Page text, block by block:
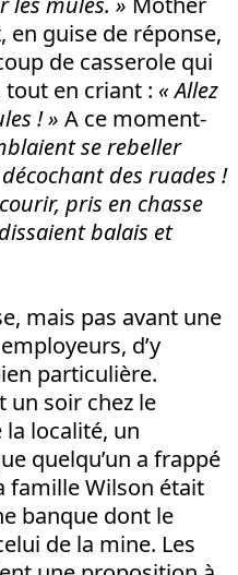
en guise de réponse,
de casserole qui
tout en criant : « Allez
! » A ce moment-
se rebeller
des ruades !
pris en chasse
balais et
mais pas avant une
d’y
particulière.
un soir chez le
localité, un
quelqu’un a frappé
famille Wilson était
banque dont le
de la mine. Les